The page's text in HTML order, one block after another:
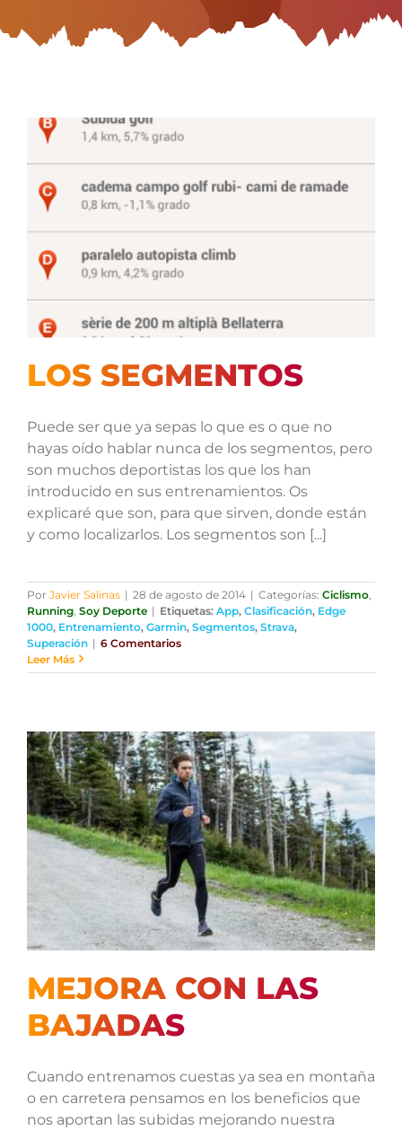
LOS SEGMENTOS
Puede ser que ya sepas lo que es o que no
hayas oído hablar nunca de los segmentos, pero
son muchos deportistas los que los han
introducido en sus entrenamientos. Os
explicaré que son, para que sirven, donde están
y como localizarlos. Los segmentos son [...]
Por Javier Salinas | 28 de agosto de 2014 | Categorías: Ciclismo,
Running, Soy Deporte | Etiquetas: App, Clasificación, Edge
1000, Entrenamiento, Garmin, Segmentos, Strava,
Superación | 6 Comentarios
Leer Más
MEJORA CON LAS
BAJADAS
Cuando entrenamos cuestas ya sea en montaña
o en carretera pensamos en los beneficios que
nos aportan las subidas mejorando nuestra